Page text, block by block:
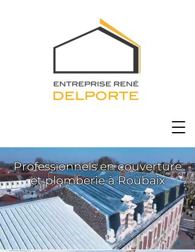
Professionnels en couverture
et plomberie à Roubaix